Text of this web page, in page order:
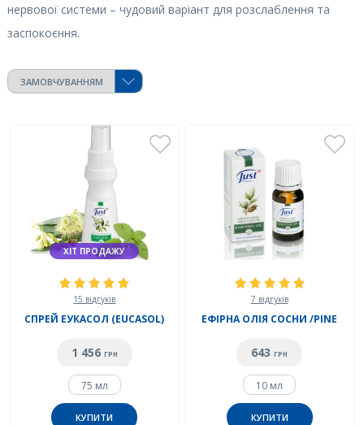
нервової системи – чудовий варіант для розслаблення та
заспокоєння.
ХІТ ПРОДАЖУ
15 відгуків
СПРЕЙ ЕУКАСОЛ (EUCASOL)
1 456 ГРН
75 мл
КУПИТИ
7 відгуків
ЕФІРНА ОЛІЯ СОСНИ /PINE
643 ГРН
10 мл
КУПИТИ